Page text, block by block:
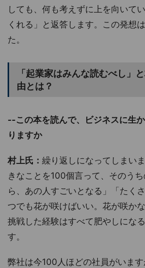
しても、何も考えずに上を向いて
くれる」と返答します。この発想
た。
「起業家はみんな読むべし」
由とは？
--この本を読んで、ビジネスに生
りますか
村上氏： 繰り返しになってしまい
きなことを100個言って、そのう
ら、あの人すごいとなる」「たく
つでも花が咲けばいい。花が咲か
挑戦した経験はすべて肥やしにな
す。
弊社は今100人ほどの社員がいます